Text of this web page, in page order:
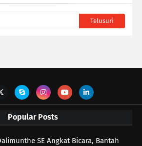
Popular Posts
SE Angkat Bicara, Bantah